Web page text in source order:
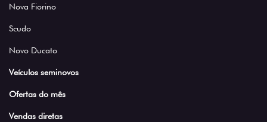
Nova Fiorino
Scudo
Novo Ducato
Veículos seminovos
Ofertas do mês
Vendas diretas